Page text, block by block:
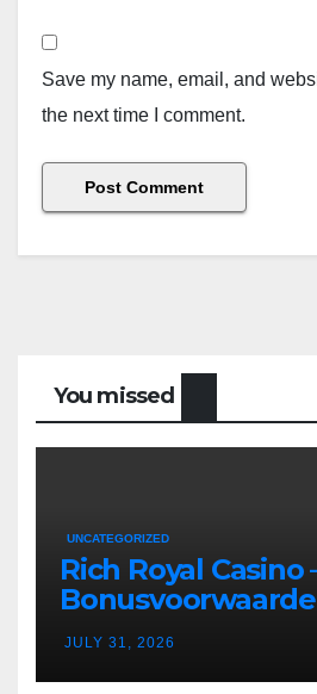
Save my name, email, and
the next time I comment.
You missed
UNCATEGORIZED
Rich Royal Casino
Bonusregels in
JULY 31, 2026